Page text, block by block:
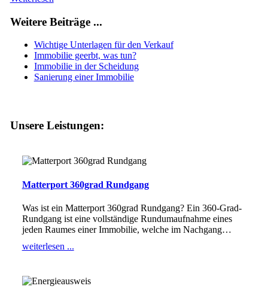
Weitere Beiträge ...
Wichtige Unterlagen für den Verkauf
Immobilie geerbt, was tun?
Immobilie in der Scheidung
Sanierung einer Immobilie
Unsere Leistungen:
Matterport 360grad Rundgang
Was ist ein Matterport 360grad Rundgang? Ein 360-Grad-
Rundgang ist eine vollständige Rundumaufnahme eines
jeden Raumes einer Immobilie, welche im Nachgang…
weiterlesen ...